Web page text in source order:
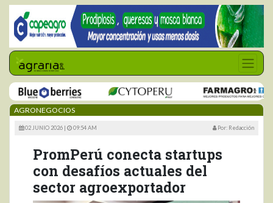
AGRONEGOCIOS
02 JUNIO 2026 | 09:54 AM Por: Redacción
PromPerú conecta startups
con desafíos actuales del
sector agroexportador